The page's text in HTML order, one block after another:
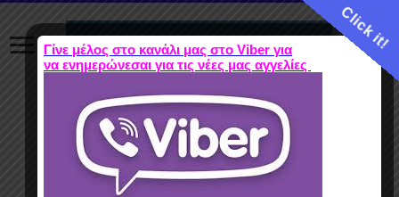
Click it!
Γίνε μέλος στο κανάλι μας στο Viber για
να ενημερώνεσαι για τις νέες μας αγγελίες